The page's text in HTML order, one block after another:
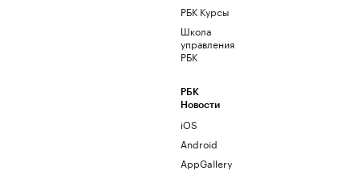
РБК Курсы
Школа
управления
РБК
РБК
Новости
iOS
Android
AppGallery